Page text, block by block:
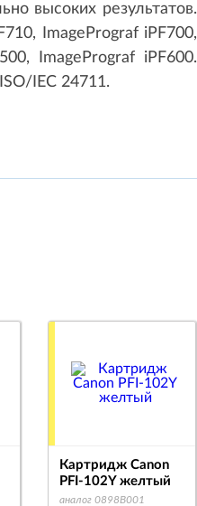
высоких результатов.
ImagePrograf iPF700,
ImagePrograf iPF600.
IEC 24711.
Картридж Canon
PFI-102Y желтый
аналог 0898B001